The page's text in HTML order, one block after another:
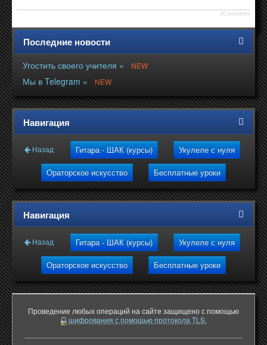
Последние новости
Угостить своего учителя » NEW
Мы в Telegram » NEW
Навигация
Назад Гитара - ШАК (курсы)
Укулеле с нуля
Ораторское искусство
Бесплатные уроки
JComments
Навигация
Назад Гитара - ШАК (курсы)
Укулеле с нуля
Ораторское искусство
Бесплатные уроки
Проведение любых операций на сайте защищено с помощью
шифрования с помощью протокола TLS.